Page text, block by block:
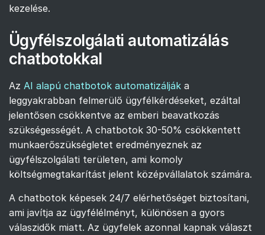
kezelése.
Ügyfélszolgálati automatizálás
chatbotokkal
Az AI alapú chatbotok automatizálják a
leggyakrabban felmerülő ügyfélkérdéseket, ezáltal
jelentősen csökkentve az emberi beavatkozás
szükségességét. A chatbotok 30-50% csökkentett
munkaerőszükségletet eredményeznek az
ügyfélszolgálati területen, ami komoly
költségmegtakarítást jelent középvállalatok számára.
A chatbotok képesek 24/7 elérhetőséget biztosítani,
ami javítja az ügyfélélményt, különösen a gyors
válaszidők miatt. Az ügyfelek azonnal kapnak választ